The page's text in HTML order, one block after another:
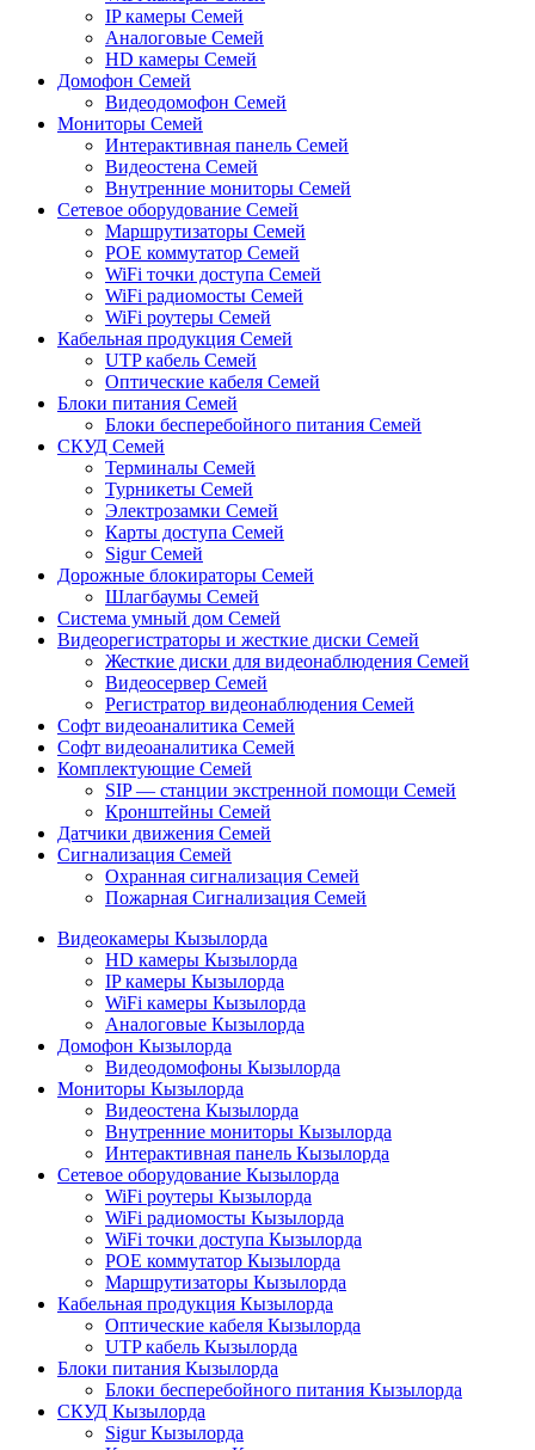
IP камеры Семей
Аналоговые Семей
HD камеры Семей
Домофон Семей
Видеодомофон Семей
Мониторы Семей
Интерактивная панель Семей
Видеостена Семей
Внутренние мониторы Семей
Сетевое оборудование Семей
Маршрутизаторы Семей
POE коммутатор Семей
WiFi точки доступа Семей
WiFi радиомосты Семей
WiFi роутеры Семей
Кабельная продукция Семей
UTP кабель Семей
Оптические кабеля Семей
Блоки питания Семей
Блоки бесперебойного питания Семей
СКУД Семей
Терминалы Семей
Турникеты Семей
Электрозамки Семей
Карты доступа Семей
Sigur Семей
Дорожные блокираторы Семей
Шлагбаумы Семей
Система умный дом Семей
Видеорегистраторы и жесткие диски Семей
Жесткие диски для видеонаблюдения Семей
Видеосервер Семей
Регистратор видеонаблюдения Семей
Софт видеоаналитика Семей
Софт видеоаналитика Семей
Комплектующие Семей
SIP — станции экстренной помощи Семей
Кронштейны Семей
Датчики движения Семей
Сигнализация Семей
Охранная сигнализация Семей
Пожарная Сигнализация Семей
Видеокамеры Кызылорда
HD камеры Кызылорда
IP камеры Кызылорда
WiFi камеры Кызылорда
Аналоговые Кызылорда
Домофон Кызылорда
Видеодомофоны Кызылорда
Мониторы Кызылорда
Видеостена Кызылорда
Внутренние мониторы Кызылорда
Интерактивная панель Кызылорда
Сетевое оборудование Кызылорда
WiFi роутеры Кызылорда
WiFi радиомосты Кызылорда
WiFi точки доступа Кызылорда
POE коммутатор Кызылорда
Маршрутизаторы Кызылорда
Кабельная продукция Кызылорда
Оптические кабеля Кызылорда
UTP кабель Кызылорда
Блоки питания Кызылорда
Блоки бесперебойного питания Кызылорда
СКУД Кызылорда
Sigur Кызылорда